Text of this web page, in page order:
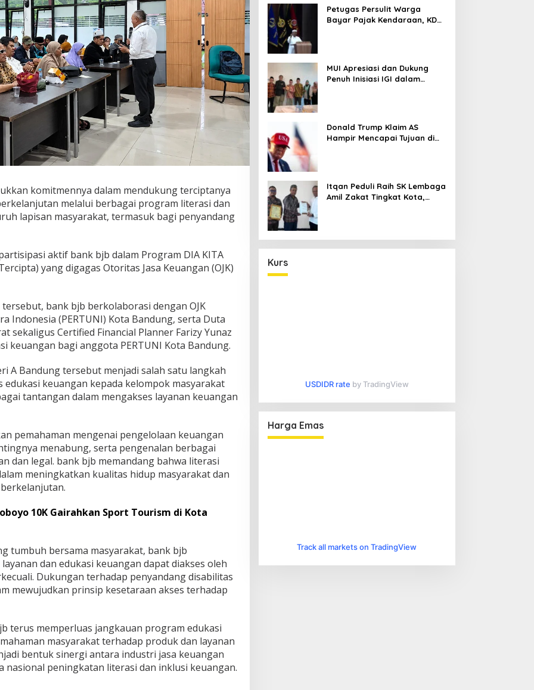
komitmennya dalam mendukung terciptanya
melalui berbagai program literasi dan
lapisan masyarakat, termasuk bagi penyandang
aktif bank bjb dalam Program DIA KITA
yang digagas Otoritas Jasa Keuangan (OJK)
bank bjb berkolaborasi dengan OJK
Indonesia (PERTUNI) Kota Bandung, serta Duta
sekaligus Certified Financial Planner Farizy Yunaz
keuangan bagi anggota PERTUNI Kota Bandung.
A Bandung tersebut menjadi salah satu langkah
edukasi keuangan kepada kelompok masyarakat
tantangan dalam mengakses layanan keuangan
pemahaman mengenai pengelolaan keuangan
menabung, serta pengenalan berbagai
dan legal. bank bjb memandang bahwa literasi
meningkatkan kualitas hidup masyarakat dan
10K Gairahkan Sport Tourism di Kota
tumbuh bersama masyarakat, bank bjb
dan edukasi keuangan dapat diakses oleh
Dukungan terhadap penyandang disabilitas
mewujudkan prinsip kesetaraan akses terhadap
terus memperluas jangkauan program edukasi
masyarakat terhadap produk dan layanan
bentuk sinergi antara industri jasa keuangan
nasional peningkatan literasi dan inklusi keuangan.
Petugas Persulit Warga
Bayar Pajak Kendaraan, KDM
MUI Apresiasi dan Dukung
Penuh Inisiasi IGI dalam
Donald Trump Klaim AS
Hampir Mencapai Tujuan di
Itqan Peduli Raih SK Lembaga
Amil Zakat Tingkat Kota,
Kurs
USDIDR rate by TradingView
Harga Emas
Track all markets on TradingView